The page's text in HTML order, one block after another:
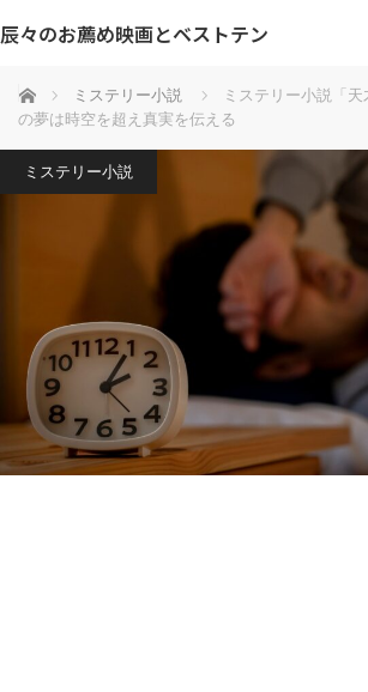
辰々のお薦め映画とベストテン
ホーム ミステリー小説
ミステリー小説「
の夢は時空を超え真実を伝える
ミステリー小説